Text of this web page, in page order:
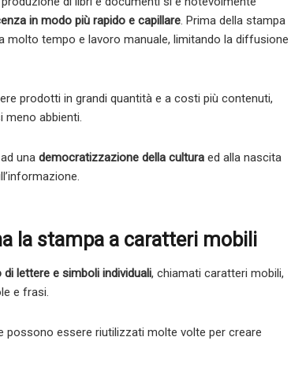
in modo più rapido e capillare. Prima della stampa
molto tempo e lavoro manuale, limitando la diffusione
prodotti in grandi quantità e a costi più contenuti,
meno abbienti.
una democratizzazione della cultura ed alla nascita
la stampa a caratteri mobili
di lettere e simboli individuali, chiamati caratteri mobili,
e frasi.
possono essere riutilizzati molte volte per creare